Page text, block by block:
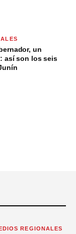
un
así son los seis
REGIONALES